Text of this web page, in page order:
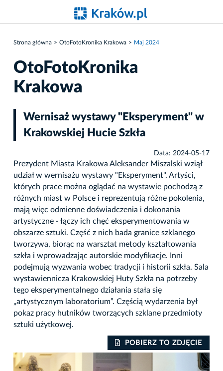
Strona główna OtoFotoKronika Krakowa Maj 2024
OtoFotoKronika
Krakowa
Wernisaż wystawy "Eksperyment" w
Krakowskiej Hucie Szkła
Data: 2024-05-17
Prezydent Miasta Krakowa Aleksander Miszalski wziął
udział w wernisażu wystawy "Eksperyment". Artyści,
których prace można oglądać na wystawie pochodzą z
różnych miast w Polsce i reprezentują różne pokolenia,
mają więc odmienne doświadczenia i dokonania
artystyczne - łączy ich chęć eksperymentowania w
obszarze sztuki. Część z nich bada granice szklanego
tworzywa, biorąc na warsztat metody kształtowania
szkła i wprowadzając autorskie modyfikacje. Inni
podejmują wyzwania wobec tradycji i historii szkła. Sala
wystawiennicza Krakowskiej Huty Szkła na potrzeby
tego eksperymentalnego działania stała się
„artystycznym laboratorium”. Częścią wydarzenia był
pokaz pracy hutników tworzących szklane przedmioty
sztuki użytkowej.
POBIERZ TO ZDJĘCIE